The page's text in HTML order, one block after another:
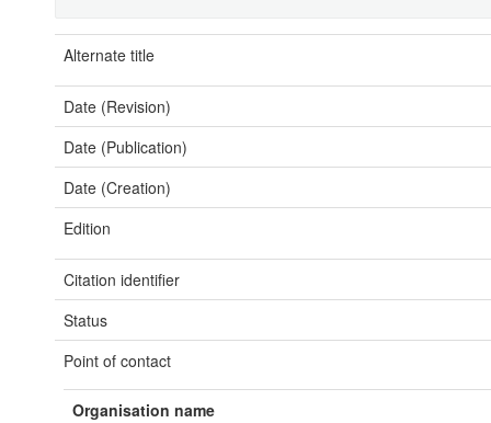
Alternate title
Date (Revision)
Date (Publication)
Date (Creation)
Edition
Citation identifier
Status
Point of contact
Organisation name